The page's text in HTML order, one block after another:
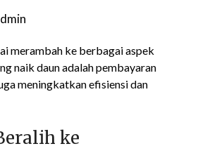
merambah ke berbagai aspek
naik daun adalah pembayaran
meningkatkan efisiensi dan
ke